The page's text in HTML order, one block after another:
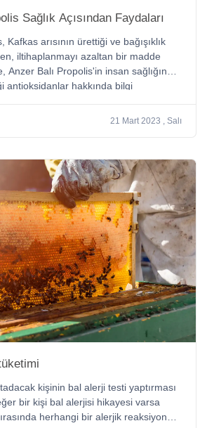
Sağlık Açısından Faydaları
Kafkas arısının ürettiği ve bağışıklık
iltihaplanmayı azaltan bir madde
Anzer Balı Propolis'in insan sağlığına
antioksidanlar hakkında bilgi
21 Mart 2023 , Salı
kişinin bal alerji testi yaptırması
bir kişi bal alerjisi hikayesi varsa
herhangi bir alerjik reaksiyon